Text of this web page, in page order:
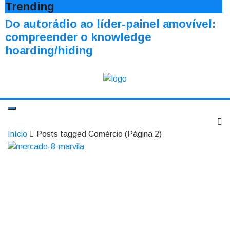
Trending
Do autorádio ao líder-painel amovível:
compreender o knowledge
hoarding/hiding
Início Posts tagged Comércio (Página 2)